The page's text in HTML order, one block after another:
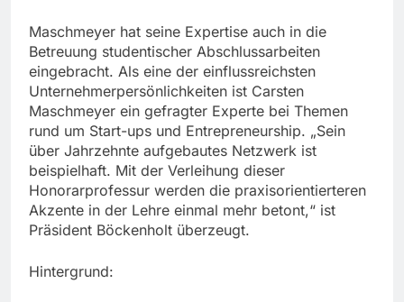
Maschmeyer hat seine Expertise auch in die
Betreuung studentischer Abschlussarbeiten
eingebracht. Als eine der einflussreichsten
Unternehmerpersönlichkeiten ist Carsten
Maschmeyer ein gefragter Experte bei Themen
rund um Start-ups und Entrepreneurship. „Sein
über Jahrzehnte aufgebautes Netzwerk ist
beispielhaft. Mit der Verleihung dieser
Honorarprofessur werden die praxisorientierteren
Akzente in der Lehre einmal mehr betont,“ ist
Präsident Böckenholt überzeugt.
Hintergrund: